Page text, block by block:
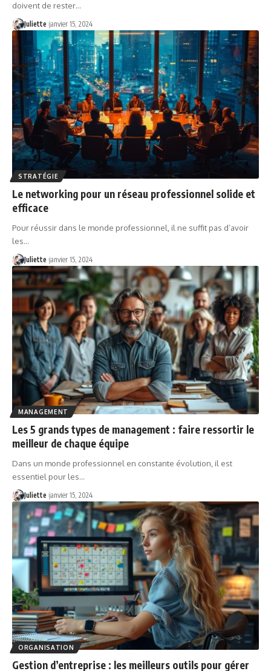
doivent de rester…
Juliette janvier 15, 2024
STRATÉGIE
Le networking pour un réseau professionnel solide et
efficace
Pour réussir dans le monde professionnel, il ne suffit pas d’avoir
les…
Juliette janvier 15, 2024
MANAGEMENT
Les 5 grands types de management : faire ressortir le
meilleur de chaque équipe
Dans un monde professionnel en constante évolution, il est
essentiel pour les…
Juliette janvier 15, 2024
ORGANISATION
Gestion d’entreprise : les meilleurs outils pour gérer